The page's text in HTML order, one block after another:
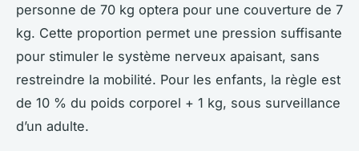
personne de 70 kg optera pour une couverture de 7
kg. Cette proportion permet une pression suffisante
pour stimuler le système nerveux apaisant, sans
restreindre la mobilité. Pour les enfants, la règle est
de 10 % du poids corporel + 1 kg, sous surveillance
d’un adulte.